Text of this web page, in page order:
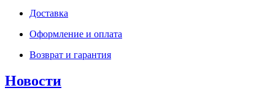
Доставка
Оформление и оплата
Возврат и гарантия
Новости